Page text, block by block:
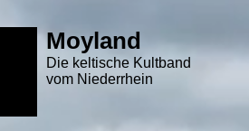
Moyland
Die keltische Kultband
vom Niederrhein